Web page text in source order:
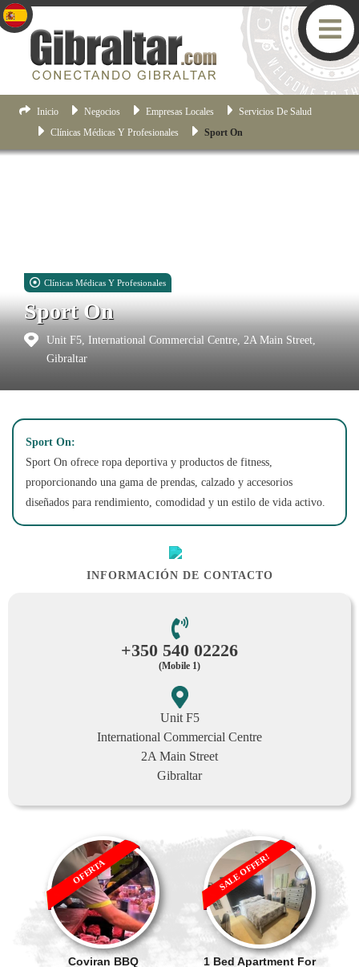
Inicio Negocios Empresas Locales
Servicios De Salud
Clínicas Médicas Y Profesionales
Sport On
Clínicas Médicas Y Profesionales
Sport On
Unit F5, International Commercial Centre, 2A Main Street,
Gibraltar
Sport On:
Sport On ofrece ropa deportiva y productos de fitness,
proporcionando una gama de prendas, calzado y accesorios
diseñados para rendimiento, comodidad y un estilo de vida activo.
INFORMACIÓN DE CONTACTO
+350 540 02226
(Mobile 1)
Unit F5
International Commercial Centre
2A Main Street
Gibraltar
Coviran BBQ
OFERTA
1 Bed Apartment For
SALE OFFER!